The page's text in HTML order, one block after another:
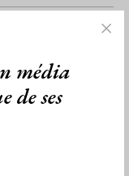
0 commentaire
média
de ses